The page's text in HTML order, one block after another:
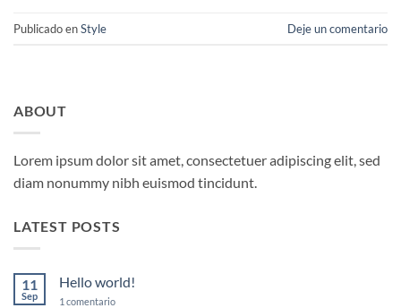
Publicado enStyle Deje un comentario
ABOUT
Lorem ipsum dolor sit amet, consectetuer adipiscing elit, sed
diam nonummy nibh euismod tincidunt.
LATEST POSTS
11
Sep
Hello world!
1 comentarioen